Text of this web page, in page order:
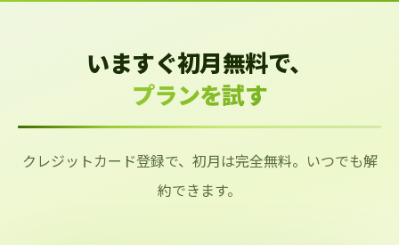
いますぐ初月無料で、
プランを試す
クレジットカード登録で、初月は完全無料。いつでも解
約できます。